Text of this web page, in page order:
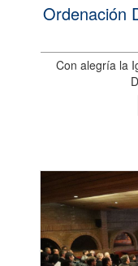
Ordenación
Con alegría la